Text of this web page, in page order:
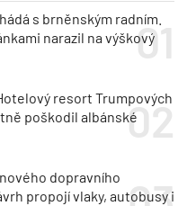
s brněnským radním.
narazil na výškový
resort Trumpových
poškodil albánské
dopravního
propojí vlaky, autobusy i